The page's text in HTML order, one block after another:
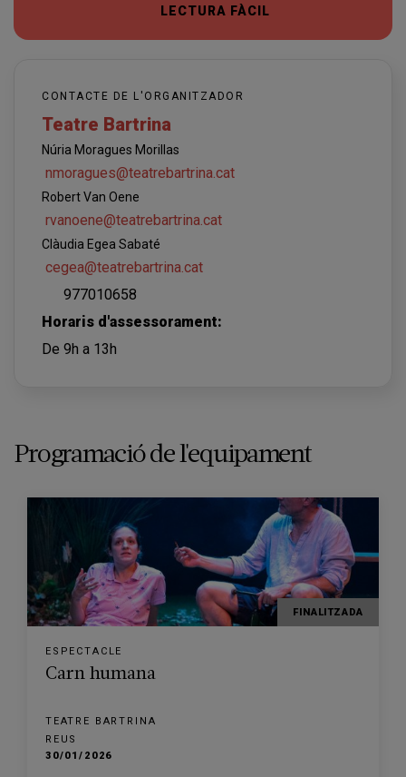
LECTURA FÀCIL
CONTACTE DE L'ORGANITZADOR
Teatre Bartrina
Núria Moragues Morillas
nmoragues@teatrebartrina.cat
Robert Van Oene
rvanoene@teatrebartrina.cat
Clàudia Egea Sabaté
cegea@teatrebartrina.cat
977010658
Horaris d'assessorament:
De 9h a 13h
Programació de l'equipament
FINALITZADA
ESPECTACLE
Carn humana
TEATRE BARTRINA
REUS
30/01/2026